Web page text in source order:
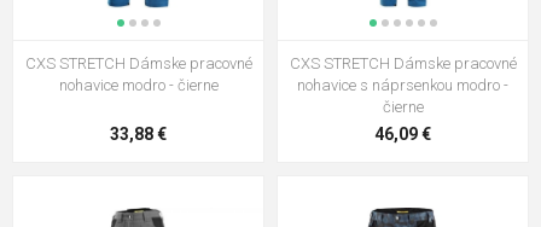
CXS STRETCH Dámske pracovné
nohavice modro - čierne
33,88 €
CXS STRETCH Dámske pracovné
nohavice s náprsenkou modro -
čierne
46,09 €